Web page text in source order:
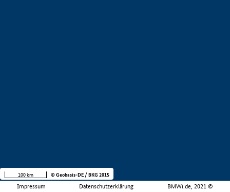
Impressum Datenschutzerklärung BMWi.de, 2021 ©
100 km © Geobasis-DE / BKG 2015